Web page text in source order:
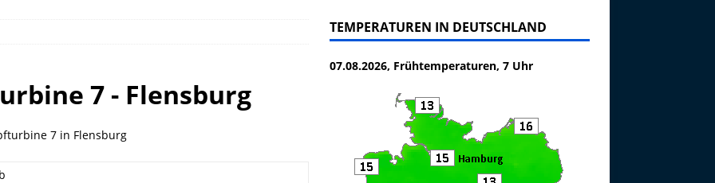
7 - Flensburg
7 in Flensburg
TEMPERATUREN IN DEUTSCHLAND
07.08.2026, Frühtemperaturen, 7 Uhr